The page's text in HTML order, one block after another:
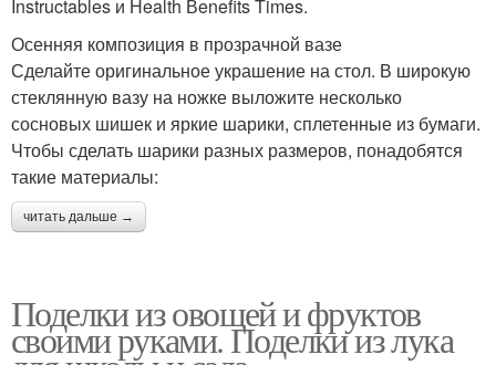
Instructables и Нealth Вenefits Times.
Осенняя композиция в прозрачной вазе
Сделайте оригинальное украшение на стол. В широкую
стеклянную вазу на ножке выложите несколько
сосновых шишек и яркие шарики, сплетенные из бумаги.
Чтобы сделать шарики разных размеров, понадобятся
такие материалы:
читать дальше →
Поделки из овощей и фруктов
своими руками. Поделки из лука